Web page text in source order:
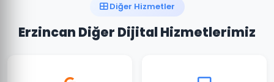
Diğer Hizmetler
Erzincan Diğer Dijital Hizmetlerimiz